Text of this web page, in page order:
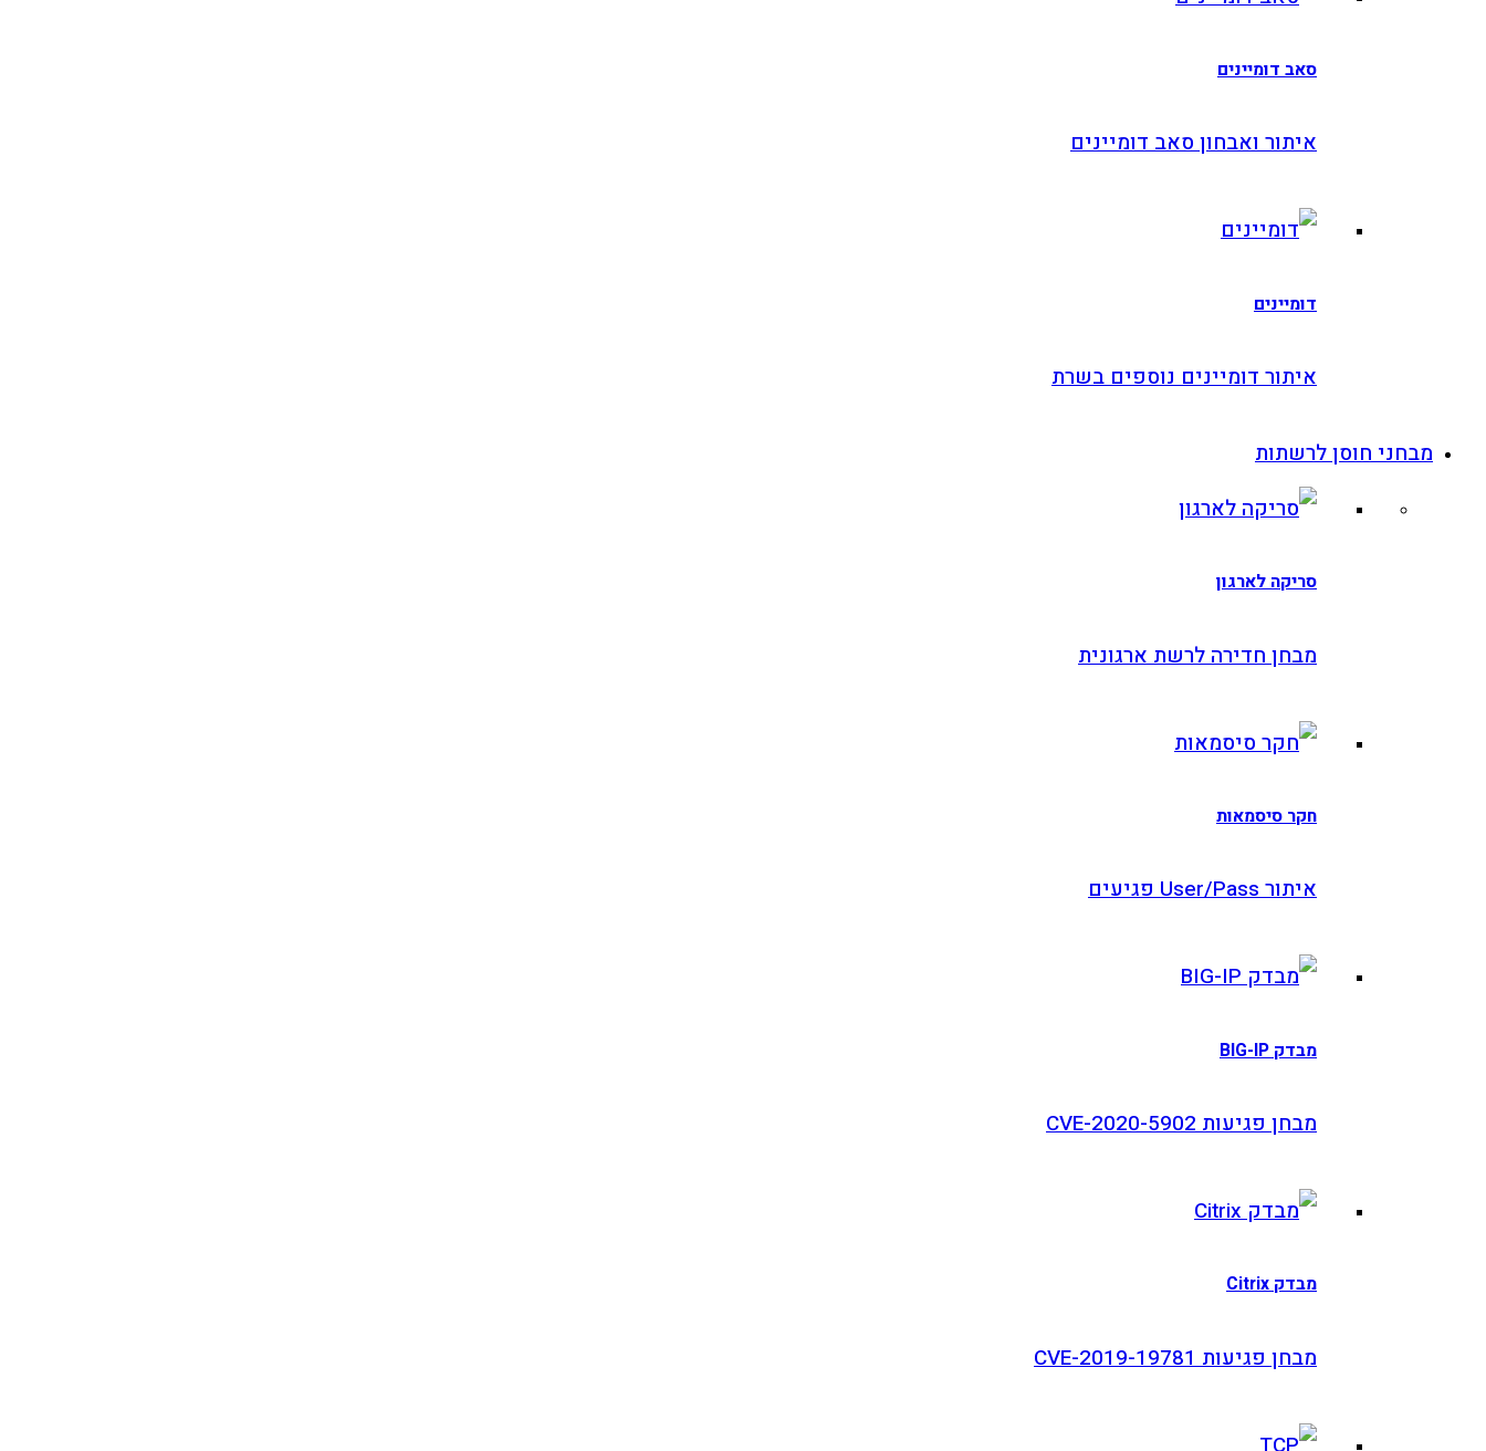
סאב דומיינים
איתור ואבחון סאב דומיינים
דומיינים
איתור דומיינים נוספים בשרת
מבחני חוסן לרשתות
סריקה לארגון
מבחן חדירה לרשת ארגונית
חקר סיסמאות
איתור User/Pass פגיעים
מבדק BIG-IP
מבחן פגיעות CVE-2020-5902
מבדק Citrix
מבחן פגיעות CVE-2019-19781